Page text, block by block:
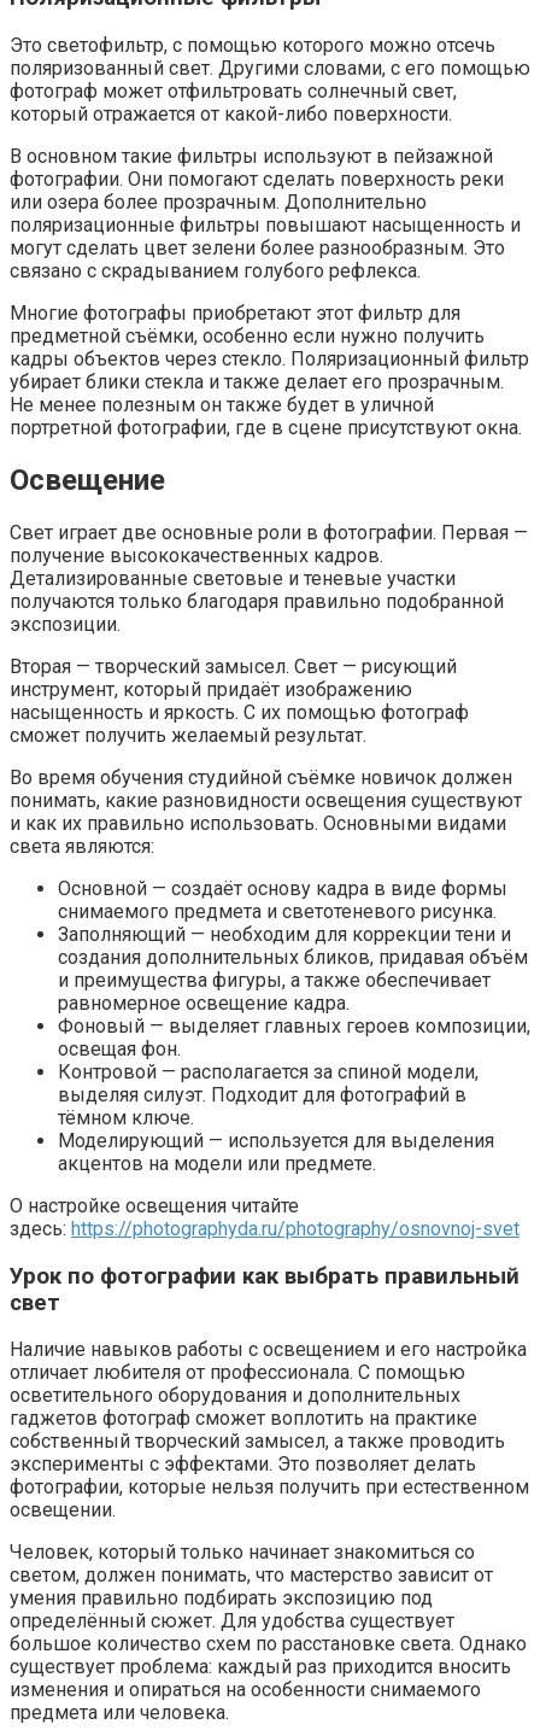
Это светофильтр, с помощью которого можно отсечь
поляризованный свет. Другими словами, с его помощью
фотограф может отфильтровать солнечный свет,
который отражается от какой-либо поверхности.
В основном такие фильтры используют в пейзажной
фотографии. Они помогают сделать поверхность реки
или озера более прозрачным. Дополнительно
поляризационные фильтры повышают насыщенность и
могут сделать цвет зелени более разнообразным. Это
связано с скрадыванием голубого рефлекса.
Многие фотографы приобретают этот фильтр для
предметной съёмки, особенно если нужно получить
кадры объектов через стекло. Поляризационный фильтр
убирает блики стекла и также делает его прозрачным.
Не менее полезным он также будет в уличной
портретной фотографии, где в сцене присутствуют окна.
Освещение
Свет играет две основные роли в фотографии. Первая —
получение высококачественных кадров.
Детализированные световые и теневые участки
получаются только благодаря правильно подобранной
экспозиции.
Вторая — творческий замысел. Свет — рисующий
инструмент, который придаёт изображению
насыщенность и яркость. С их помощью фотограф
сможет получить желаемый результат.
Во время обучения студийной съёмке новичок должен
понимать, какие разновидности освещения существуют
и как их правильно использовать. Основными видами
света являются:
Основной — создаёт основу кадра в виде формы
снимаемого предмета и светотеневого рисунка.
Заполняющий — необходим для коррекции тени и
создания дополнительных бликов, придавая объём
и преимущества фигуры, а также обеспечивает
равномерное освещение кадра.
Фоновый — выделяет главных героев композиции,
освещая фон.
Контровой — располагается за спиной модели,
выделяя силуэт. Подходит для фотографий в
тёмном ключе.
Моделирующий — используется для выделения
акцентов на модели или предмете.
О настройке освещения читайте
здесь: https://photographyda.ru/photography/osnovnoj-svet
Урок по фотографии как выбрать правильный
свет
Наличие навыков работы с освещением и его настройка
отличает любителя от профессионала. С помощью
осветительного оборудования и дополнительных
гаджетов фотограф сможет воплотить на практике
собственный творческий замысел, а также проводить
эксперименты с эффектами. Это позволяет делать
фотографии, которые нельзя получить при естественном
освещении.
Человек, который только начинает знакомиться со
светом, должен понимать, что мастерство зависит от
умения правильно подбирать экспозицию под
определённый сюжет. Для удобства существует
большое количество схем по расстановке света. Однако
существует проблема: каждый раз приходится вносить
изменения и опираться на особенности снимаемого
предмета или человека.